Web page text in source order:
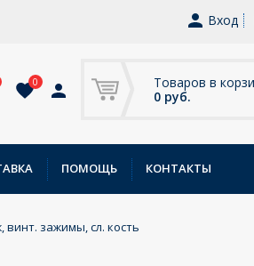
Вход
Товаров в
0 руб.
0
ПОМОЩЬ КОНТАКТЫ
зажимы, сл. кость